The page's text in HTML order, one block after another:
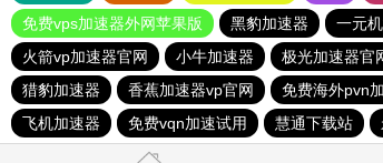
免费vps加速器外网苹果版
黑豹加速器 一元
火箭vp加速器官网
小牛加速器 极光加速器官
猎豹加速器
香蕉加速器vp官网 免费海外pvn
飞机加速器
免费vqn加速试用 慧通下载站